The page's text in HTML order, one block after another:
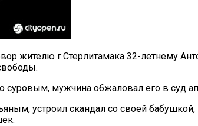
жителю г.Стерлитамака 32-летнему
суровым, мужчина обжаловал его в суд
устроил скандал со своей